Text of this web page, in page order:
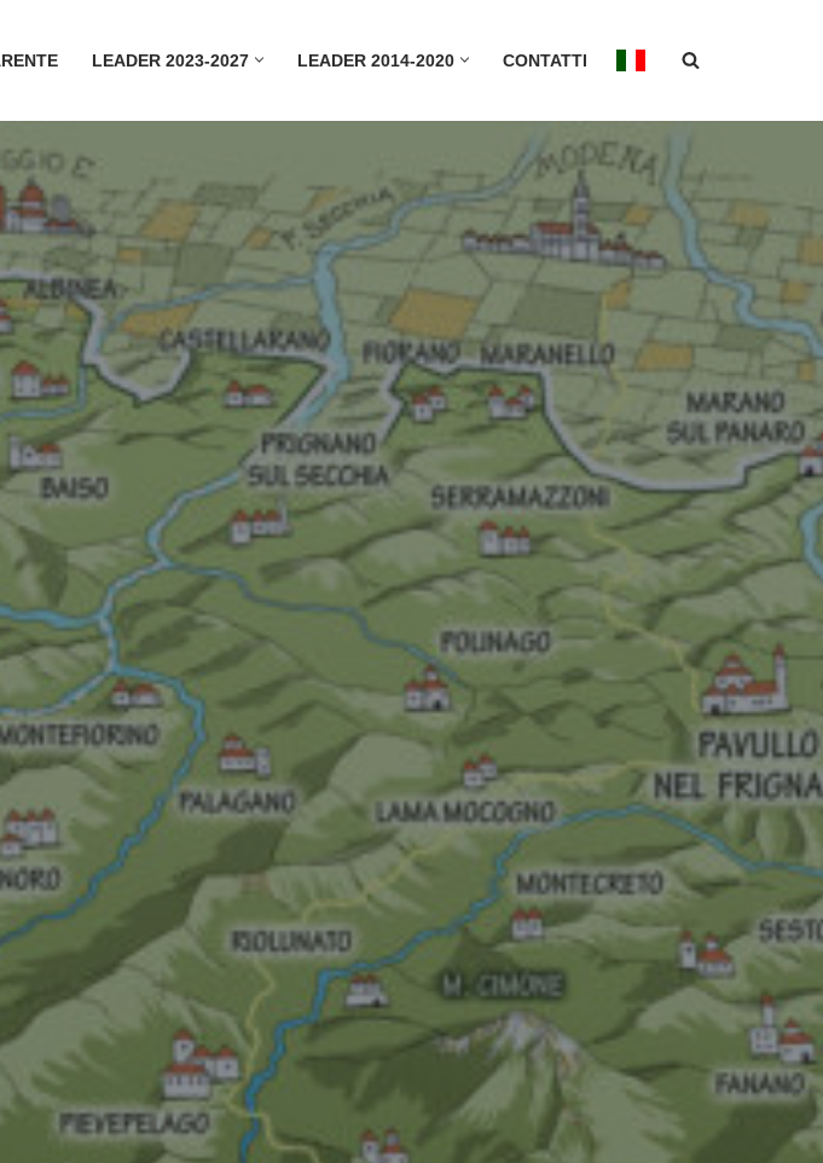
LEADER 2023-2027 LEADER 2014-2020 CONTATTI